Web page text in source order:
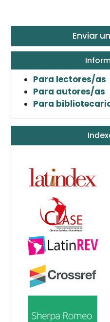
Enviar
Para lectores/as
Para autores/as
Para